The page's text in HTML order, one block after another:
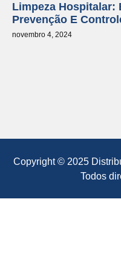
Limpeza Hospitalar:
Prevenção E
novembro 4, 2024
Copyright © 2025
Todos